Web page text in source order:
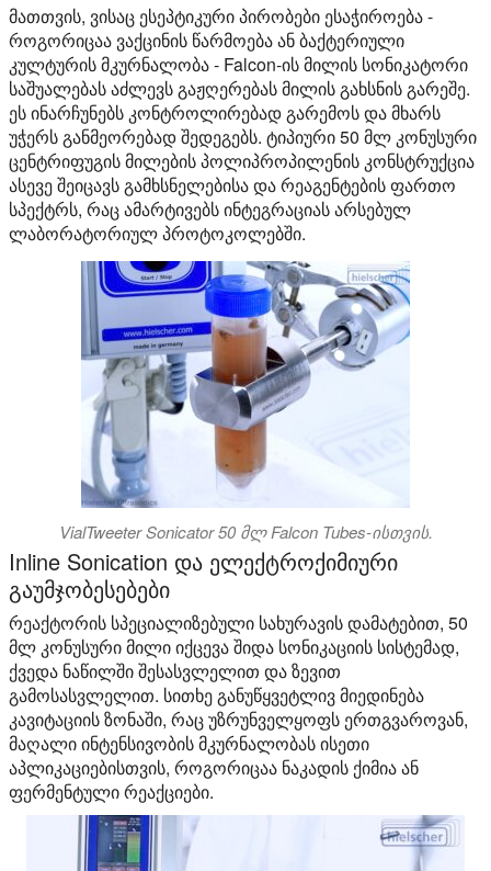
მათთვის, ვისაც ესეპტიკური პირობები ესაჭიროება -
როგორიცაა ვაქცინის წარმოება ან ბაქტერიული
კულტურის მკურნალობა - Falcon-ის მილის სონიკატორი
საშუალებას აძლევს გაჟღერებას მილის გახსნის გარეშე.
ეს ინარჩუნებს კონტროლირებად გარემოს და მხარს
უჭერს განმეორებად შედეგებს. ტიპიური 50 მლ კონუსური
ცენტრიფუგის მილების პოლიპროპილენის კონსტრუქცია
ასევე შეიცავს გამხსნელებისა და რეაგენტების ფართო
სპექტრს, რაც ამარტივებს ინტეგრაციას არსებულ
ლაბორატორიულ პროტოკოლებში.
VialTweeter Sonicator 50 მლ Falcon Tubes-ისთვის.
Inline Sonication და ელექტროქიმიური
გაუმჯობესებები
რეაქტორის სპეციალიზებული სახურავის დამატებით, 50
მლ კონუსური მილი იქცევა შიდა სონიკაციის სისტემად,
ქვედა ნაწილში შესასვლელით და ზევით
გამოსასვლელით. სითხე განუწყვეტლივ მიედინება
კავიტაციის ზონაში, რაც უზრუნველყოფს ერთგვაროვან,
მაღალი ინტენსივობის მკურნალობას ისეთი
აპლიკაციებისთვის, როგორიცაა ნაკადის ქიმია ან
ფერმენტული რეაქციები.